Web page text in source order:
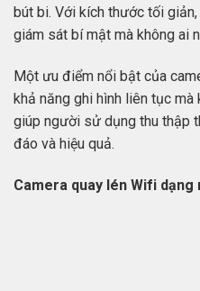
bút bi. Với kích thước tối
giám sát bí mật mà không ai
Một ưu điểm nổi bật của
khả năng ghi hình liên tục mà
giúp người sử dụng thu thập
đáo và hiệu quả.
Camera quay lén Wifi dạng